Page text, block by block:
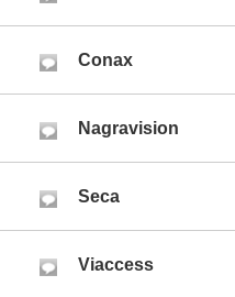
Conax
Nagravision
Seca
Viaccess